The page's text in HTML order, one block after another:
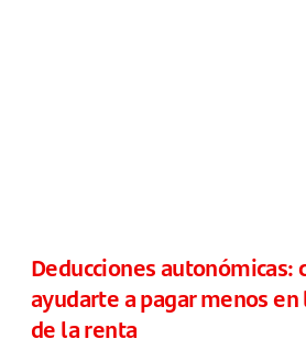
Deducciones autonómicas:
ayudarte a pagar menos
de la renta